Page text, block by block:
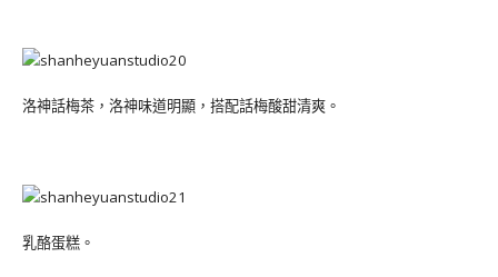
洛神話梅茶，洛神味道明顯，搭配話梅酸甜清爽。
乳酪蛋糕。